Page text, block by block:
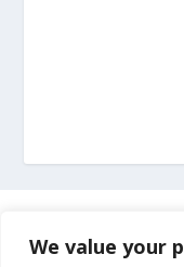
We value your